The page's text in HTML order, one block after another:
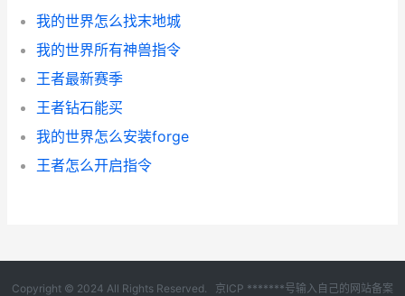
我的世界怎么找末地城
我的世界所有神兽指令
王者最新赛季
王者钻石能买
我的世界怎么安装forge
王者怎么开启指令
Copyright © 2024 All Rights Reserved. 京ICP *******号输入自己的网站备案